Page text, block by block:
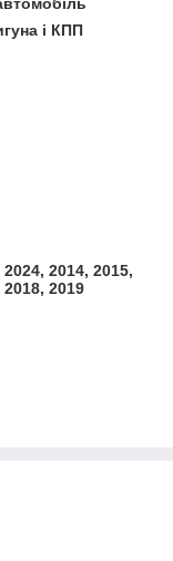
і КПП
2014, 2015,
2018, 2019